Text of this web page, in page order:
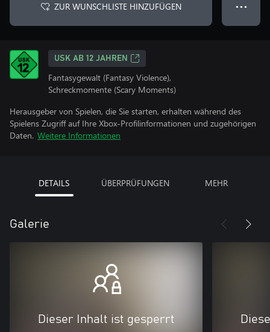
ZUR WUNSCHLISTE HINZUFÜGEN ● ● ●
USK AB 12 JAHREN
Fantasygewalt (Fantasy Violence),
Schreckmomente (Scary Moments)
Herausgeber von Spielen, die Sie starten, erhalten während des
Spielens Zugriff auf Ihre Xbox-Profilinformationen und zugehörigen
Daten. Weitere Informationen
DETAILS ÜBERPRÜFUNGEN MEHR
Galerie
Dieser Inhalt ist gesperrt